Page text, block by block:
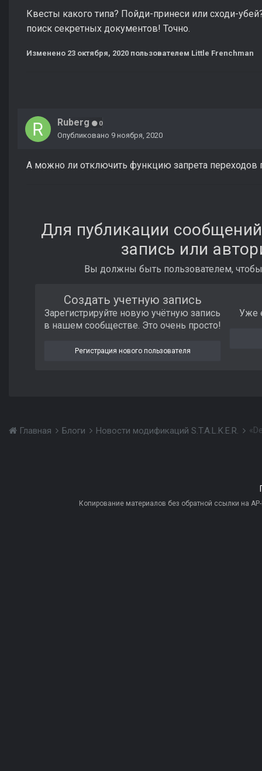
Квесты какого типа? Пойди-принеси или сходи-
поиск секретных документов! Точно.
Изменено 23 октября, 2020 пользователем Little Frenchman
Ruberg 0
Опубликовано 9 ноября, 2020
А можно ли отключить функцию запрета переходов
Для публикации
запись или
Вы должны быть пользователем,
Создать учетную запись
Зарегистрируйте новую учётную запись
в нашем сообществе. Это очень просто!
Регистрация нового пользователя
Уже
Главная Блоги Новости модификаций S.T.A.L.K.E.R.
Копирование материалов без обратной ссылки на